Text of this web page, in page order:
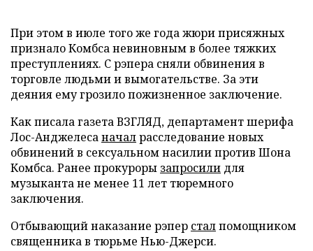
При этом в июле того же года жюри присяжных
признало Комбса невиновным в более тяжких
преступлениях. С рэпера сняли обвинения в
торговле людьми и вымогательстве. За эти
деяния ему грозило пожизненное заключение.
Как писала газета ВЗГЛЯД, департамент шерифа
Лос-Анджелесаначалрасследование новых
обвинений в сексуальном насилии против Шона
Комбса. Ранее прокуроры запросили для
музыканта не менее 11 лет тюремного
заключения.
Отбывающий наказание рэпер сталпомощником
священника в тюрьме Нью-Джерси.